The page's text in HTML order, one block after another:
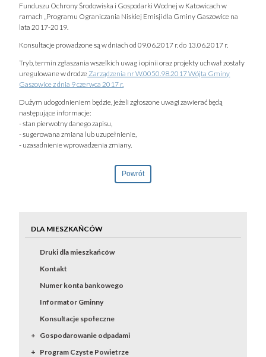
Funduszu Ochrony Środowiska i Gospodarki Wodnej w Katowicach w
ramach „Programu Ograniczania Niskiej Emisji dla Gminy Gaszowice na
lata 2017-2019.
Konsultacje prowadzone są w dniach od 09.06.2017 r. do 13.06.2017 r.
Tryb, termin zgłaszania wszelkich uwag i opinii oraz projekty uchwał zostały
uregulowane w drodzeZarządzenia nr W.0050.98.2017 Wójta Gminy
Gaszowice z dnia 9 czerwca 2017 r.
Dużym udogodnieniem będzie, jeżeli zgłoszone uwagi zawierać będą
następujące informacje:
- stan pierwotny danego zapisu,
- sugerowana zmiana lub uzupełnienie,
- uzasadnienie wprowadzenia zmiany.
Powrót
DLA MIESZKAŃCÓW
Druki dla mieszkańców
Kontakt
Numer konta bankowego
Informator Gminny
Konsultacje społeczne
Gospodarowanie odpadami
Program Czyste Powietrze